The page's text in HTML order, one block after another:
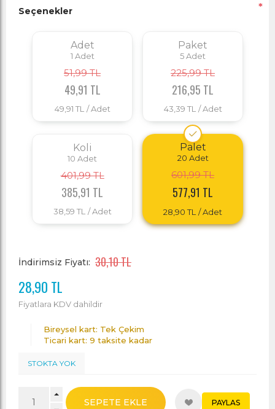
Seçenekler *
Adet
1 Adet
51,99 TL
49,91 TL
49,91 TL / Adet
Paket
5Adet
225,99 TL
216,95 TL
43,39 TL / Adet
Koli
10 Adet
401,99 TL
385,91 TL
38,59 TL / Adet
Palet
20 Adet
601,99 TL
577,91 TL
28,90 TL / Adet
İndirimsiz Fiyatı: 30,10 TL
28,90 TL
Fiyatlara KDV dahildir
Bireysel kart: Tek Çekim
Ticari kart: 9 taksite kadar
STOKTA YOK
SEPETE EKLE PAYLAS